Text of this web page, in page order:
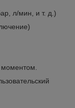
л/мин, и т. д.)